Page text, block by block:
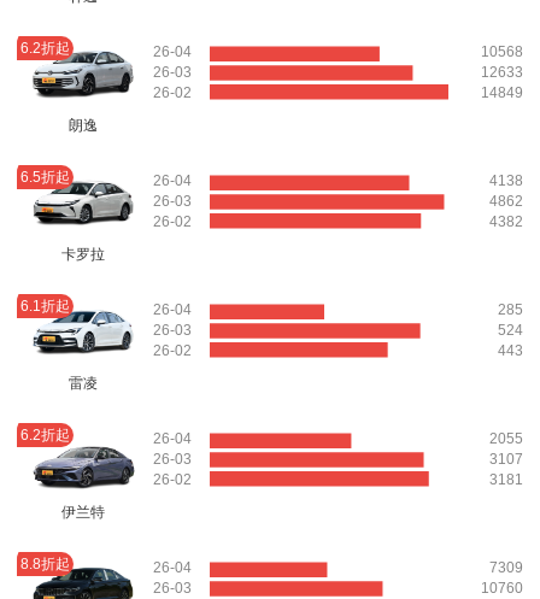
6.2折起
朗逸
26-04
26-03
26-02
10568
12633
14849
6.5折起
卡罗拉
26-04
26-03
26-02
4138
4862
4382
6.1折起
雷凌
26-04
26-03
26-02
285
524
443
6.2折起
伊兰特
26-04
26-03
26-02
2055
3107
3181
8.8折起
26-04
26-03
7309
10760